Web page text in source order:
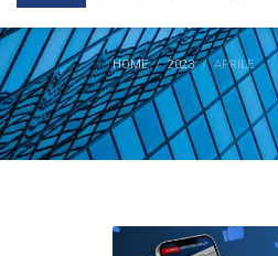
HOME 2023 APRILE